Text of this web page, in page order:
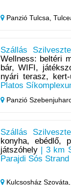
Panzió Tulcsa,
Szállás
Wellness: beltéri
bár, WIFI,
nyári terasz,
Platos
Panzió
Szállás
konyha, ebédlő,
játszóhely| 3 km
Parajdi Sós
Kulcsosház Szováta,